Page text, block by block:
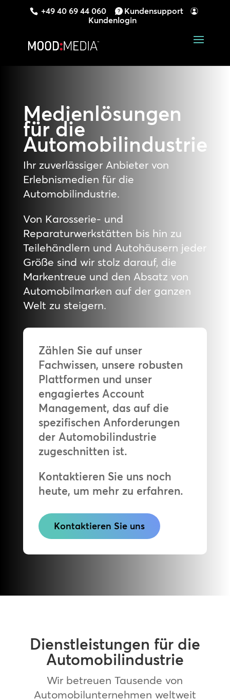
+49 40 69 44 060
Kundensupport
Kundenlogin
Medienlösungen
für die
Automobilindustrie
Ihr zuverlässiger Anbieter von
Erlebnismedien für die
Automobilindustrie.
Von Karosserie- und
Reparaturwerkstätten bis hin zu
Teilehändlern und Autohäusern jeder
Größe sind wir stolz darauf, die
Markentreue und den Absatz von
Automobilmarken auf der ganzen
Welt zu steigern.
Zählen Sie auf unser
Fachwissen, unsere robusten
Plattformen und unser
engagiertes Account
Management, das auf die
spezifischen Anforderungen
der Automobilindustrie
zugeschnitten ist.
Kontaktieren Sie uns noch
heute, um mehr zu erfahren.
Kontaktieren Sie uns
Dienstleistungen für die
Automobilindustrie
Wir betreuen Tausende von
Automobilunternehmen weltweit